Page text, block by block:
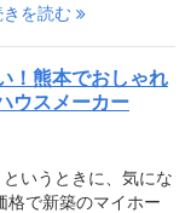
きを読む
！熊本でおしゃれ
ウスメーカー
いうときに、気にな
格で新築のマイホー